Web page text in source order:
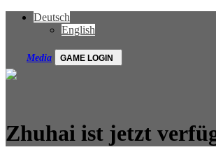
Deutsch
English
Media GAME LOGIN
Zhuhai ist jetzt